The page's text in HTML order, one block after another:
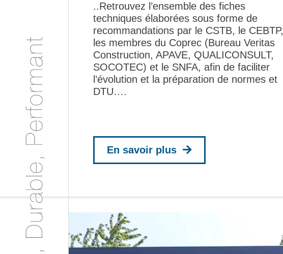
..Retrouvez l’ensemble des fiches
techniques élaborées sous forme de
recommandations par le CSTB, le CEBTP,
les membres du Coprec (Bureau Veritas
Construction, APAVE, QUALICONSULT,
SOCOTEC) et le SNFA, afin de faciliter
l’évolution et la préparation de normes et
DTU….
En savoir plus